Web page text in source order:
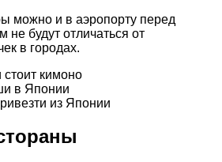
можно и в аэропорту перед
не будут отличаться от
в городах.
кимоно
в Японии
из Японии